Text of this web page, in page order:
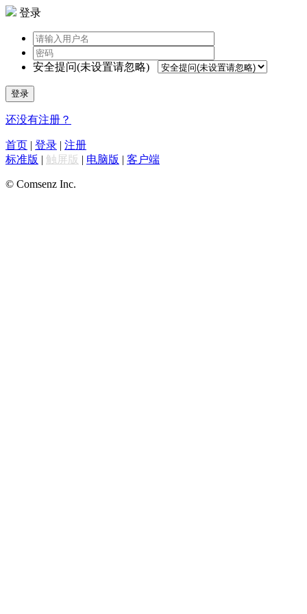
登录
安全提问(未设置请忽略)
登录
还没有注册？
首页 | 登录 | 注册
标准版 | 触屏版 | 电脑版 | 客户端
© Comsenz Inc.